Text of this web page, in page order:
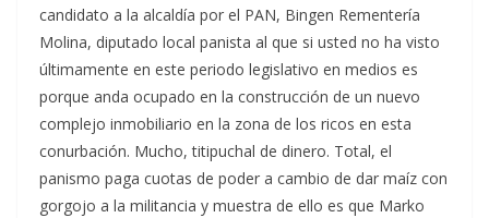
candidato a la alcaldía por el PAN, Bingen Rementería
Molina, diputado local panista al que si usted no ha visto
últimamente en este periodo legislativo en medios es
porque anda ocupado en la construcción de un nuevo
complejo inmobiliario en la zona de los ricos en esta
conurbación. Mucho, titipuchal de dinero. Total, el
panismo paga cuotas de poder a cambio de dar maíz con
gorgojo a la militancia y muestra de ello es que Marko